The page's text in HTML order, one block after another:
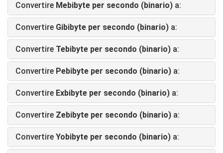
Convertire Mebibyte per secondo (binario) a:
Convertire Gibibyte per secondo (binario) a:
Convertire Tebibyte per secondo (binario) a:
Convertire Pebibyte per secondo (binario) a:
Convertire Exbibyte per secondo (binario) a:
Convertire Zebibyte per secondo (binario) a:
Convertire Yobibyte per secondo (binario) a: